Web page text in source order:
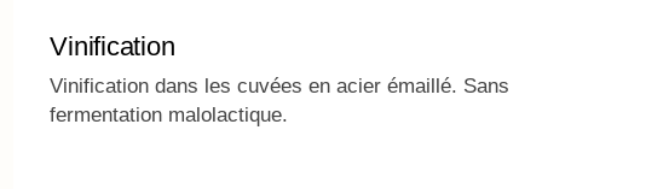
Vinification
Vinification dans les cuvées en acier émaillé. Sans
fermentation malolactique.